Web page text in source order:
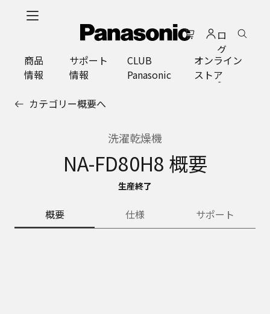
ロ
グ
イ
ン
商品
情報
サポート
情報
CLUB
Panasonic
オンライン
ストア
カテゴリー概要へ
洗濯乾燥機
NA-FD80H8 概要
生産終了
概要 仕様 サポート